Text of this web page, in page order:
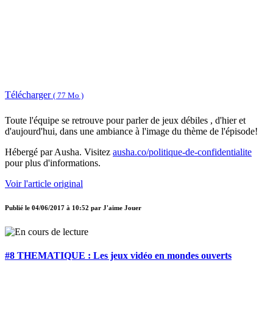
Télécharger ( 77 Mo )
Toute l'équipe se retrouve pour parler de jeux débiles , d'hier et
d'aujourd'hui, dans une ambiance à l'image du thème de l'épisode!
Hébergé par Ausha. Visitez ausha.co/politique-de-confidentialite
pour plus d'informations.
Voir l'article original
Publié le 04/06/2017 à 10:52 par J'aime Jouer
#8 THEMATIQUE : Les jeux vidéo en mondes ouverts